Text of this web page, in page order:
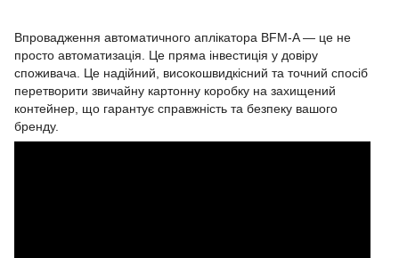
Впровадження автоматичного аплікатора BFM-A — це не
просто автоматизація. Це пряма інвестиція у довіру
споживача. Це надійний, високошвидкісний та точний спосіб
перетворити звичайну картонну коробку на захищений
контейнер, що гарантує справжність та безпеку вашого
бренду.